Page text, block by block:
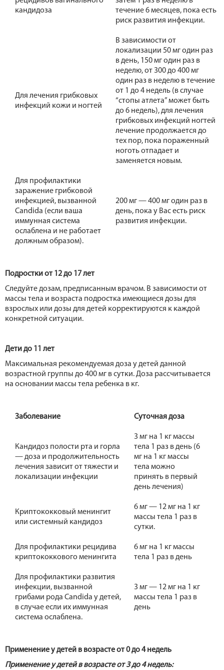
кандидоза
течение 6 месяцев, пока есть
риск развития инфекции.
Для лечения грибковых
инфекций кожи и ногтей
В зависимости от
локализации 50 мг один раз
в день, 150 мг один раз в
неделю, от 300 до 400 мг
один раз в неделю в течение
от 1 до 4 недель (в случае
“стопы атлета” может быть
до 6 недель), для лечения
грибковых инфекций ногтей
лечение продолжается до
тех пор, пока пораженный
ноготь отпадает и
заменяется новым.
Для профилактики
заражение грибковой
инфекцией, вызванной
Candida (если ваша
иммунная система
ослаблена и не работает
должным образом).
200 мг — 400 мг один раз в
день, пока у Вас есть риск
развития инфекции.
Подростки от 12 до 17 лет
Следуйте дозам, предписанным врачом. В зависимости от
массы тела и возраста подростка имеющиеся дозы для
взрослых или дозы для детей корректируются к каждой
конкретной ситуации.
Дети до 11 лет
Максимальная рекомендуемая доза у детей данной
возрастной группы до 400 мг в сутки. Доза рассчитывается
на основании массы тела ребенка в кг.
Заболевание Суточная доза
Кандидоз полости рта и горла
— доза и продолжительность
лечения зависит от тяжести и
локализации инфекции
3 мг на 1 кг массы
тела 1 раз в день (6
мг на 1 кг массы
тела можно
принять в первый
день лечения)
Криптококковый менингит
или системный кандидоз
6 мг — 12 мг на 1 кг
массы тела 1 раз в
сутки.
Для профилактики рецидива
криптококкового менингита
6 мг на 1 кг массы
тела 1 раз в день
Для профилактики развития
инфекции, вызванной
грибами рода Candida у детей,
в случае если их иммунная
система ослаблена.
3 мг — 12 мг на 1 кг
массы тела 1 раз в
день
Применение у детей в возрасте от 0 до 4 недель
Применение у детей в возрасте от 3 до 4 недель: